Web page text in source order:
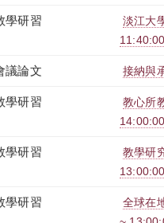
學研習
淡江大
11:40:00
議論文 接納與
學研習
教心所
14:00:00
學研習
教學研
13:00:00
學研習
全球在